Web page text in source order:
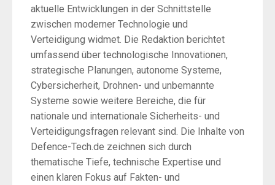
aktuelle Entwicklungen in der Schnittstelle
zwischen moderner Technologie und
Verteidigung widmet. Die Redaktion berichtet
umfassend über technologische Innovationen,
strategische Planungen, autonome Systeme,
Cybersicherheit, Drohnen- und unbemannte
Systeme sowie weitere Bereiche, die für
nationale und internationale Sicherheits- und
Verteidigungsfragen relevant sind. Die Inhalte von
Defence-Tech.de zeichnen sich durch
thematische Tiefe, technische Expertise und
einen klaren Fokus auf Fakten- und